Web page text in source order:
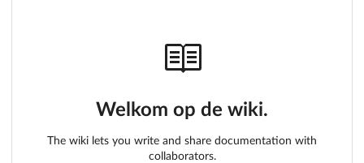
Welkom op de wiki.
The wiki lets you write and share documentation with
collaborators.